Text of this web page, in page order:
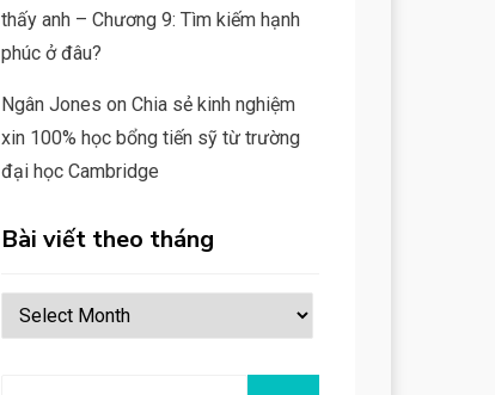
thấy anh – Chương 9: Tìm kiếm hạnh
phúc ở đâu?
Ngân Jones on Chia sẻ kinh nghiệm
xin 100% học bổng tiến sỹ từ trường
đại học Cambridge
Bài viết theo tháng
Bài
viết